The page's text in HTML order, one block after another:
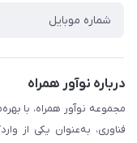
ثبت شکایت
درباره نوآور همراه
مجموعه نوآور همراه، با
فناوری، به‌عنوان یکی از